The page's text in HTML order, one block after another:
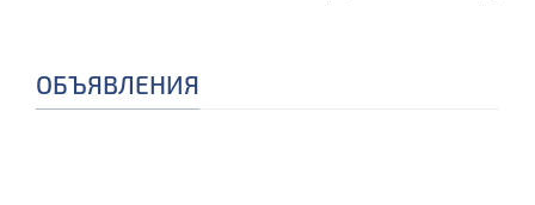
ОБЪЯВЛЕНИЯ